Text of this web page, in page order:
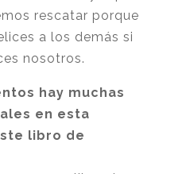
rescatar porque
a los demás si
nosotros.
hay muchas
en esta
libro de